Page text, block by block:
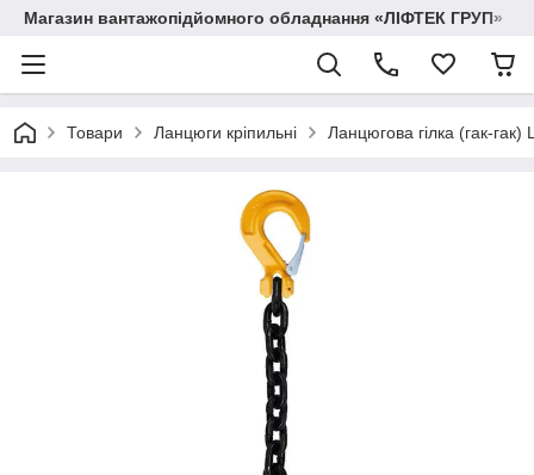
Магазин вантажопідйомного обладнання «ЛІФТЕК ГРУП»
Товари Ланцюги кріпильні Ланцюгова гілка (гак-